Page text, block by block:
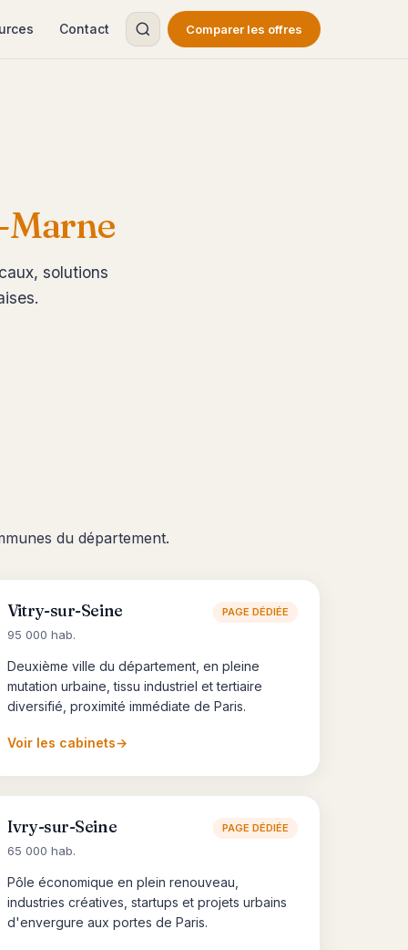
Contact Comparer les offres
Marne
solutions
du département.
Vitry-sur-Seine
95 000 hab.
PAGE DÉDIÉE
Deuxième ville du département, en pleine
mutation urbaine, tissu industriel et tertiaire
diversifié, proximité immédiate de Paris.
Voir les cabinets→
Ivry-sur-Seine
65 000 hab.
PAGE DÉDIÉE
Pôle économique en plein renouveau,
industries créatives, startups et projets urbains
d'envergure aux portes de Paris.